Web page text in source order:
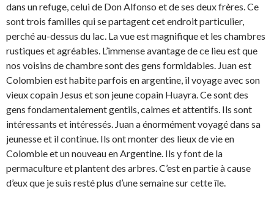
dans un refuge, celui de Don Alfonso et de ses deux frères. Ce
sont trois familles qui se partagent cet endroit particulier,
perché au-dessus du lac. La vue est magnifique et les chambres
rustiques et agréables. L’immense avantage de ce lieu est que
nos voisins de chambre sont des gens formidables. Juan est
Colombien est habite parfois en argentine, il voyage avec son
vieux copain Jesus et son jeune copain Huayra. Ce sont des
gens fondamentalement gentils, calmes et attentifs. Ils sont
intéressants et intéressés. Juan a énormément voyagé dans sa
jeunesse et il continue. Ils ont monter des lieux de vie en
Colombie et un nouveau en Argentine. Ils y font de la
permaculture et plantent des arbres. C’est en partie à cause
d’eux que je suis resté plus d’une semaine sur cette île.